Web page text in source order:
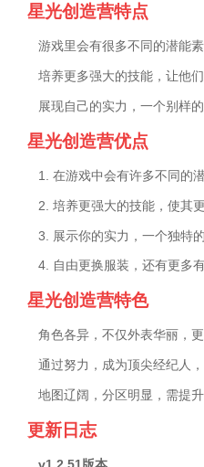
星光创造营特点
游戏里会有很多不同的潜能
培养更多强大的技能，让他
展现自己的实力，一个别样
星光创造营优点
1. 在游戏中会有许多不同的
2. 培养更强大的技能，使其
3. 展示你的实力，一个独特
4. 自由更换服装，还有更多
星光创造营特色
角色各异，不仅外表华丽，
通过努力，成为顶尖经纪人
地图辽阔，分区明显，需提
更新日志